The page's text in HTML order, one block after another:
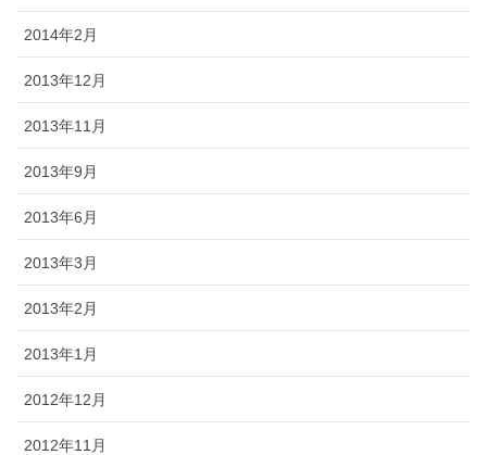
2014年2月
2013年12月
2013年11月
2013年9月
2013年6月
2013年3月
2013年2月
2013年1月
2012年12月
2012年11月